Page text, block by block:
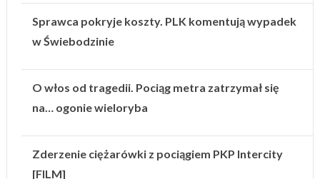
Sprawca pokryje koszty. PLK komentują wypadek
w Świebodzinie
O włos od tragedii. Pociąg metra zatrzymał się
na… ogonie wieloryba
Zderzenie ciężarówki z pociągiem PKP Intercity
[FILM]